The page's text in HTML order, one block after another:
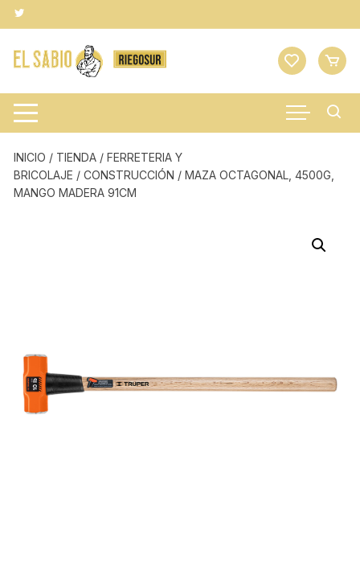
Saltar
al
contenido
INICIO / TIENDA /FERRETERIA Y
BRICOLAJE /CONSTRUCCIÓN / MAZA OCTAGONAL, 4500G,
MANGO MADERA 91CM